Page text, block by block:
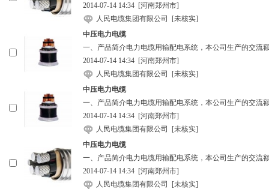
2014-07-14 14:34 [河南郑州市]
人民电缆集团有限公司
[未核实]
中压电力电缆
一、产品简介电力电缆用输配电系统，本公司生产的交流
2014-07-14 14:34 [河南郑州市]
人民电缆集团有限公司
[未核实]
中压电力电缆
一、产品简介电力电缆用输配电系统，本公司生产的交流
2014-07-14 14:34 [河南郑州市]
人民电缆集团有限公司
[未核实]
中压电力电缆
一、产品简介电力电缆用输配电系统，本公司生产的交流
2014-07-14 14:34 [河南郑州市]
人民电缆集团有限公司
[未核实]